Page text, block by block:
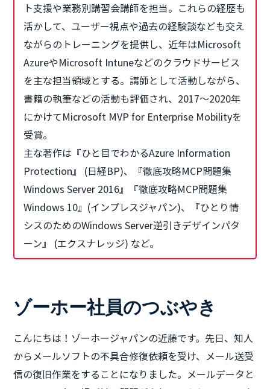
ト支援や業務別講習会講師を担当。これらの経歴も
活かして、ユーザー視点や過去の経験談なども交え
ながらのトレーニングを提供し、近年はMicrosoft
AzureやMicrosoft Intuneなどのクラウドサービス
を主な担当領域とする。講師として活動しながら、
書籍の執筆などの活動も評価され、2017～2020年
にかけてMicrosoft MVP for Enterprise Mobilityを
受賞。
主な著作は『ひと目でわかるAzure Information
Protection』 (日経BP)、『徹底攻略MCP問題集
Windows Server 2016』『徹底攻略MCP問題集
Windows 10』(インプレスジャパン)、『ひとり情
シスのためのWindows Server逆引きデザインパタ
ーン』 (エクスナレッジ) など。
ゾーホー社員のつぶやき
こんにちは！ゾーホージャパンの近藤です。先日、知人
からメールソフトの不具合修復依頼を受け、メール送受
信の復旧作業をすることになりました。メールデータと